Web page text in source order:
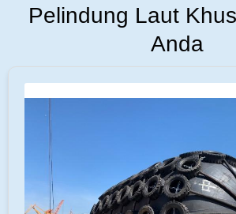
Pelindung Laut
Anda